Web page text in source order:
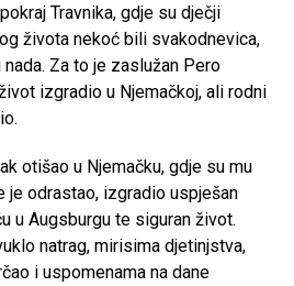
Travnika, gdje su dječji
života nekoć bili svakodnevica,
Za to je zaslužan Pero
izgradio u Njemačkoj, ali rodni
otišao u Njemačku, gdje su mu
je odrastao, izgradio uspješan
u Augsburgu te siguran život.
natrag, mirisima djetinjstva,
i uspomenama na dane